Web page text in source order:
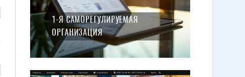
1-Я САМОРЕГУЛИРУЕМАЯ
ОРГАНИЗАЦИЯ